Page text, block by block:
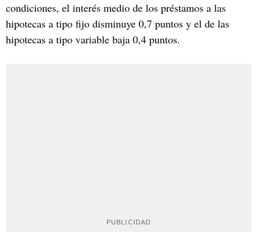
condiciones, el interés medio de los préstamos a las
hipotecas a tipo fijo disminuye 0,7 puntos y el de las
hipotecas a tipo variable baja 0,4 puntos.